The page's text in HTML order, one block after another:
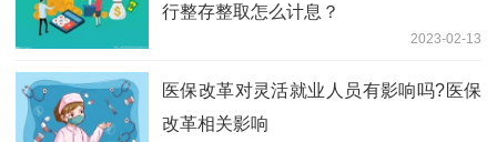
行整存整取怎么计息？
2023-02-13
医保改革对灵活就业人员有影响吗?医保
改革相关影响